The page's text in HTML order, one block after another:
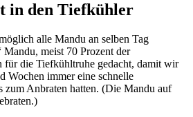
in den Tiefkühler
alle Mandu an selben Tag
Mandu, meist 70 Prozent der
für die Tiefkühltruhe gedacht, damit wir
Wochen immer eine schnelle
zum Anbraten hatten. (Die Mandu auf